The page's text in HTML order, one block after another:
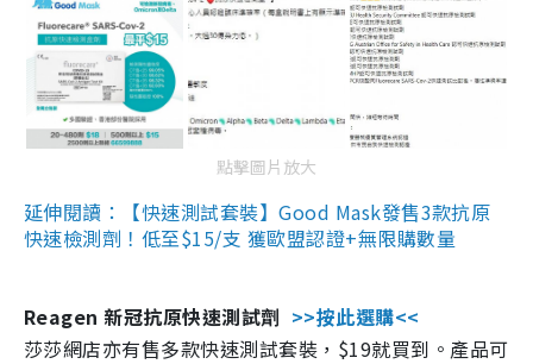
點擊圖片放大
延伸閱讀：【快速測試套裝】Good Mask發售3款抗原
快速檢測劑！低至$15/支 獲歐盟認證+無限購數量
Reagen 新冠抗原快速測試劑 >>按此選購<<
莎莎網店亦有售多款快速測試套裝，$19就買到。產品可